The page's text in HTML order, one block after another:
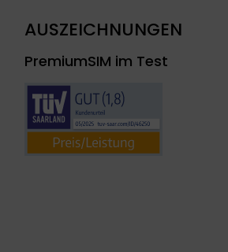
AUSZEICHNUNGEN
PremiumSIM im Test